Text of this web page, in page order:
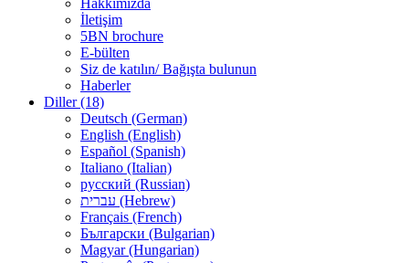
Hakkımızda
İletişim
5BN brochure
E-bülten
Siz de katılın/ Bağışta bulunun
Haberler
Diller (18)
Deutsch (German)
English (English)
Español (Spanish)
Italiano (Italian)
русский (Russian)
עברית (Hebrew)
Français (French)
Български (Bulgarian)
Magyar (Hungarian)